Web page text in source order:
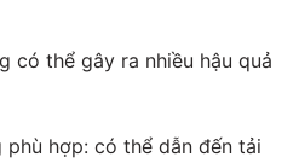
có thể gây ra nhiều hậu quả
phù hợp: có thể dẫn đến tải